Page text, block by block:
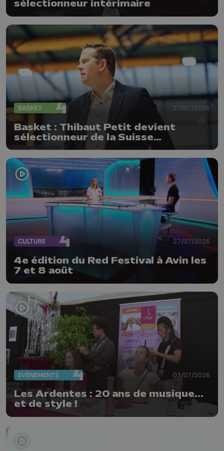
sélectionneur intérimaire
BASKET 27/07/2026
Basket : Thibaut Petit devient
sélectionneur de la Suisse
(messieurs)
CULTURE 27/07/2026
4e édition du Red Festival à Avin les
7 et 8 août
EVÈNEMENTS 03/07/2026
Les Ardentes : 20 ans de musique...
et de style !